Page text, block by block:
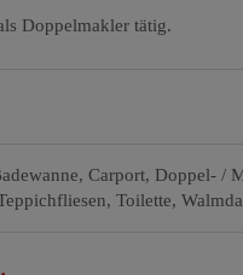
Doppelmakler tätig.
Carport Doppel- /
Toilette